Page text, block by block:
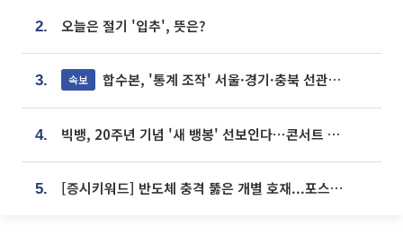
2. 오늘은 절기 '입추', 뜻은?
3. 속보 합수본, '통계 조작' 서울·경기·충북 선관위 등 추가 압수수색
4. 빅뱅, 20주년 기념 '새 뱅봉' 선보인다⋯콘서트 앞두고 팝업 개최
5. [증시키워드] 반도체 충격 뚫은 개별 호재...포스코퓨처엠·에코프로·한화솔루션 '눈길'